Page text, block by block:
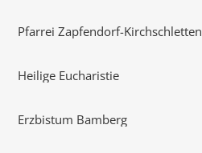
Pfarrei Zapfendorf-Kirchschletten
Heilige Eucharistie
Erzbistum Bamberg